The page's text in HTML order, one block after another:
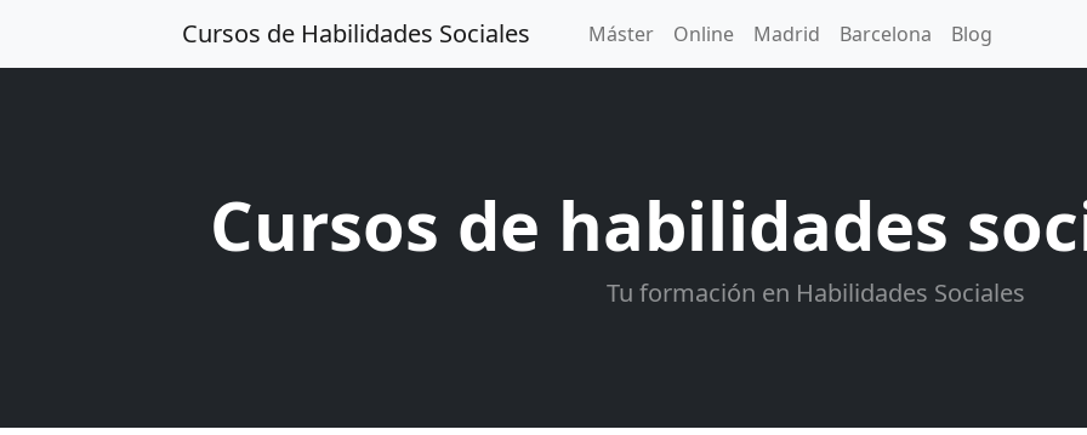
Cursos de Habilidades Sociales Máster Online Madrid Barcelona Blog
Cursos de habilidades
Tu formación en Habilidades Sociales